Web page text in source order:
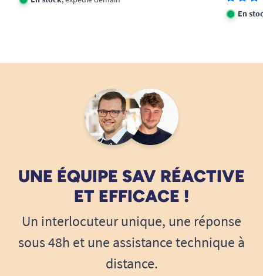
En
UNE ÉQUIPE SAV RÉACTIVE
ET EFFICACE !
Un interlocuteur unique, une réponse
sous 48h et une assistance technique à
distance.